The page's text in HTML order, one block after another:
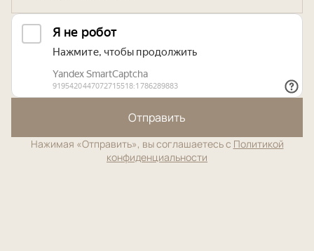
Отправить
Нажимая «Отправить», вы соглашаетесь с Политикой
конфиденциальности